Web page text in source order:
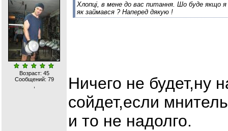
Возраст: 45
Сообщений: 79
Хлопці, в мене до вас питання. Шо буде якщо
як займався ? Наперед дякую !
Ничего не будет,ну
сойдет,если
и то не надолго.